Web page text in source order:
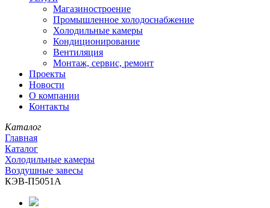
Магазиностроение
Промышленное холодоснабжение
Холодильные камеры
Кондиционирование
Вентиляция
Монтаж, сервис, ремонт
Проекты
Новости
О компании
Контакты
Каталог
Главная
Каталог
Холодильные камеры
Воздушные завесы
КЭВ-П5051А